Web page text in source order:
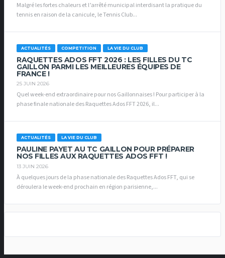
Malgré les fortes chaleurs et l’arrêté municipal interdisant la pratique du
tennis en raison de la canicule, le Tennis Club...
ACTUALITÉS COMPETITION LA VIE DU CLUB
RAQUETTES ADOS FFT 2026 : LES FILLES DU TC
GAILLON PARMI LES MEILLEURES ÉQUIPES DE
FRANCE !
25 JUIN 2026
Quel week-end extraordinaire pour nos Gaillonnaises ! Pour participer à la
phase finale nationale des Raquettes Ados FFT 2026, il...
ACTUALITÉS LA VIE DU CLUB
PAULINE PAYET AU TC GAILLON POUR PRÉPARER
NOS FILLES AUX RAQUETTES ADOS FFT !
13 JUIN 2026
À quelques jours de la phase nationale des Raquettes Ados FFT, qui se
déroulera le week-end prochain en région parisienne,...